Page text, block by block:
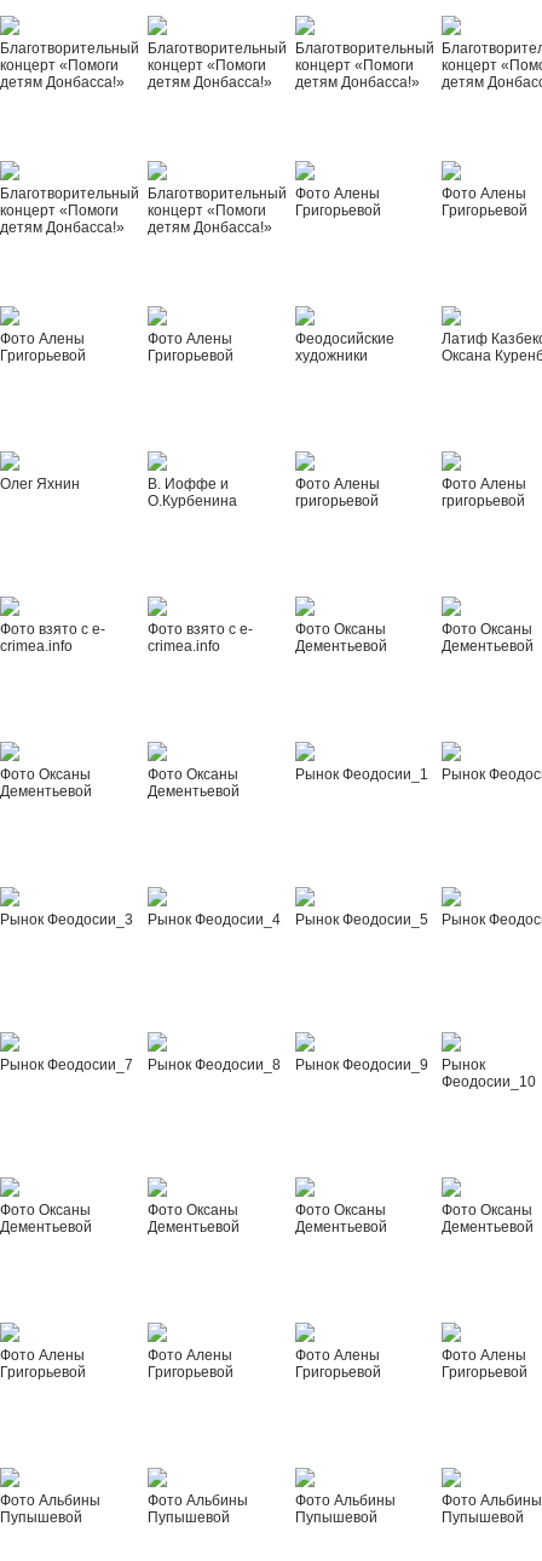
Благотворительный
концерт «Помоги
детям Донбасса!»
Благотворительный
концерт «Помоги
детям Донбасса!»
Благотворительный
концерт «Помоги
детям Донбасса!»
концерт
детям
Благотворительный
концерт «Помоги
детям Донбасса!»
Благотворительный
концерт «Помоги
детям Донбасса!»
Фото Алены
Григорьевой
Фото Алены
Григорьевой
Фото Алены
Григорьевой
Фото Алены
Григорьевой
Феодосийские
художники
Латиф
Оксана
Олег Яхнин
В. Иоффе и
О.Курбенина
Фото Алены
григорьевой
Фото Алены
григорьевой
Фото взято с e-
crimea.info
Фото взято с e-
crimea.info
Фото Оксаны
Дементьевой
Фото Оксаны
Дементьевой
Фото Оксаны
Дементьевой
Фото Оксаны
Дементьевой
Рынок Феодосии_1 Рынок
Рынок Феодосии_3 Рынок Феодосии_4 Рынок Феодосии_5 Рынок
Рынок Феодосии_7 Рынок Феодосии_8 Рынок Феодосии_9
Рынок
Феодосии_10
Фото Оксаны
Дементьевой
Фото Оксаны
Дементьевой
Фото Оксаны
Дементьевой
Фото Оксаны
Дементьевой
Фото Алены
Григорьевой
Фото Алены
Григорьевой
Фото Алены
Григорьевой
Фото Алены
Григорьевой
Фото Альбины
Пупышевой
Фото Альбины
Пупышевой
Фото Альбины
Пупышевой
Фото Альбины
Пупышевой